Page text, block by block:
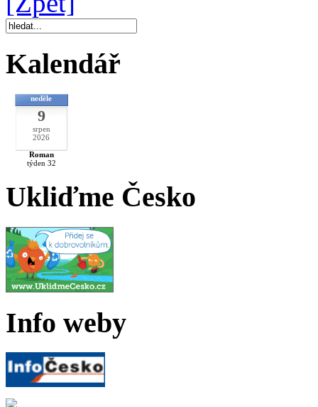
Kalendář
neděle
9
srpen
2026
Roman
týden 32
Ukliďme Česko
Info weby